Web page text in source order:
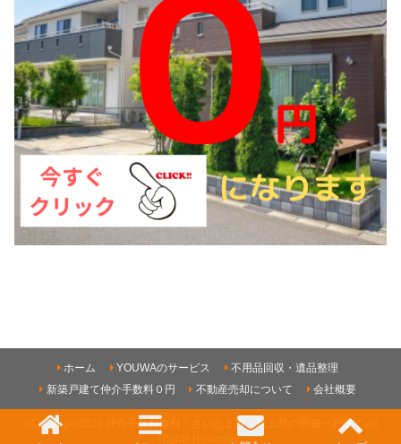
ホーム YOUWAのサービス
不用品回収・遺品整理
新築戸建て仲介手数料０円
不動産売却について 会社概要
©Copyright2026 仲介手数料無料！さいたま市・埼玉県の新築一戸建て
Rights Reserved.